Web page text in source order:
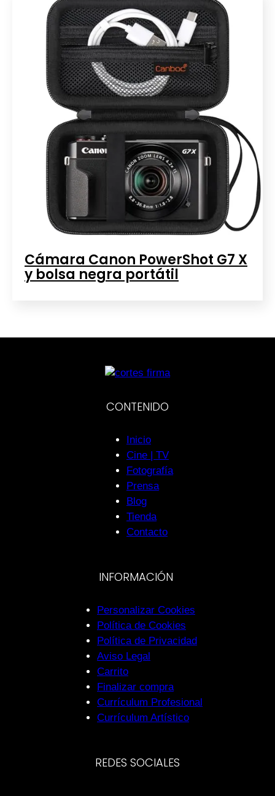
Cámara Canon PowerShot G7 X
y bolsa negra portátil
CONTENIDO
Inicio
Cine | TV
Fotografía
Prensa
Blog
Tienda
Contacto
INFORMACIÓN
Personalizar Cookies
Política de Cookies
Política de Privacidad
Aviso Legal
Carrito
Finalizar compra
Currículum Profesional
Currículum Artístico
REDES SOCIALES